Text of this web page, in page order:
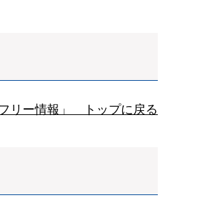
リー情報」 トップに戻る